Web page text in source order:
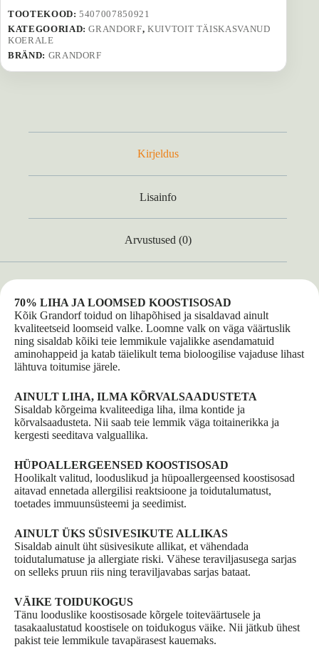
TOOTEKOOD:5407007850921
KATEGOORIAD:GRANDORF, KUIVTOIT TÄISKASVANUD
KOERALE
BRÄND: GRANDORF
Kirjeldus
Lisainfo
Arvustused (0)
70% LIHA JA LOOMSED KOOSTISOSAD
Kõik Grandorf toidud on lihapõhised ja sisaldavad ainult
kvaliteetseid loomseid valke. Loomne valk on väga väärtuslik
ning sisaldab kõiki teie lemmikule vajalikke asendamatuid
aminohappeid ja katab täielikult tema bioloogilise vajaduse lihast
lähtuva toitumise järele.
AINULT LIHA, ILMA KÕRVALSAADUSTETA
Sisaldab kõrgeima kvaliteediga liha, ilma kontide ja
kõrvalsaadusteta. Nii saab teie lemmik väga toitainerikka ja
kergesti seeditava valguallika.
HÜPOALLERGEENSED KOOSTISOSAD
Hoolikalt valitud, looduslikud ja hüpoallergeensed koostisosad
aitavad ennetada allergilisi reaktsioone ja toidutalumatust,
toetades immuunsüsteemi ja seedimist.
AINULT ÜKS SÜSIVESIKUTE ALLIKAS
Sisaldab ainult üht süsivesikute allikat, et vähendada
toidutalumatuse ja allergiate riski. Vähese teraviljasusega sarjas
on selleks pruun riis ning teraviljavabas sarjas bataat.
VÄIKE TOIDUKOGUS
Tänu looduslike koostisosade kõrgele toiteväärtusele ja
tasakaalustatud koostisele on toidukogus väike. Nii jätkub ühest
pakist teie lemmikule tavapärasest kauemaks.